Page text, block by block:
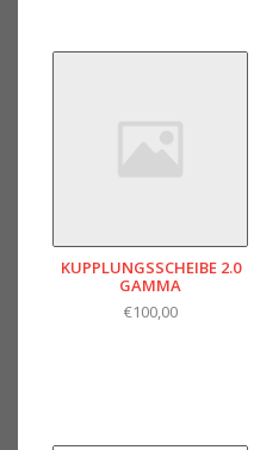
KUPPLUNGSSCHEIBE 2.0
GAMMA
€100,00